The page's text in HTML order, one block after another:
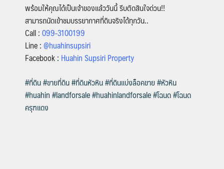
พร้อมให้คุณได้เป็นเจ้าของแล้ววันนี้ รีบตัดสินใจด่วน!!
สามารถนัดเข้าชมบรรยากาศที่ดินจริงได้ทุกวัน..
Call :099-3100199
Line :@huahinsupsiri
Facebook : Huahin Supsiri Property
#ที่ดิน#ขายที่ดิน#ที่ดินหัวหิน#ที่ดินแบ่งล็อคขาย#หัวหิน
#huahin#landforsale#huahinlandforsale#โฉนด#โฉนด
ครุฑแดง